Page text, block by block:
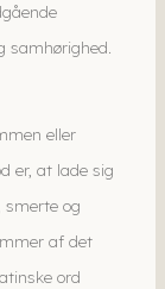
samhørighed.
eller
er, at lade sig
og
af det
ord